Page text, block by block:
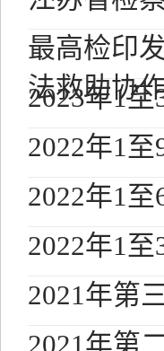
最高检印
法救助协
2023年1
2022年1
2022年1
2022年1
2021年第
2021年第